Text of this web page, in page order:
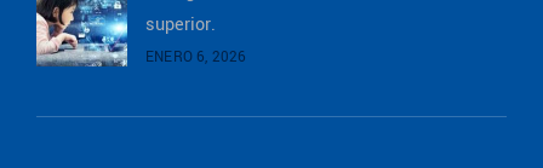
superior.
ENERO 6, 2026